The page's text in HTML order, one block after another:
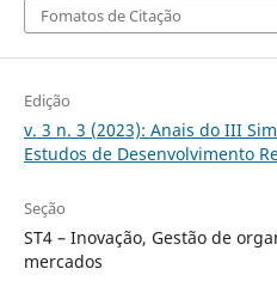
Fomatos de Citação
Edição
v. 3 n. 3 (2023): Anais do III
Estudos de Desenvolvimento
Seção
ST4 – Inovação, Gestão de
mercados